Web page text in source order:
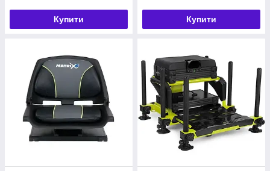
Купити Купити